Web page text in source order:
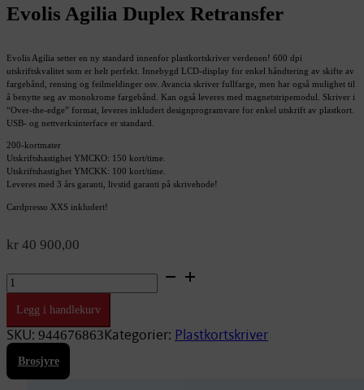
Evolis Agilia Duplex Retransfer
Evolis Agilia setter en ny standard innenfor plastkortskriver verdenen! 600 dpi
utskriftskvalitet som er helt perfekt. Innebygd LCD-display for enkel håndtering av skifte av
fargebånd, rensing og feilmeldinger osv. Avancia skriver fullfarge, men har også mulighet til
å benytte seg av monokrome fargebånd. Kan også leveres med magnetstripemodul. Skriver i
“Over-the-edge” format, leveres inkludert designprogramvare for enkel utskrift av plastkort.
USB- og nettverksinterface er standard.
200-kortmater
Utskriftshastighet YMCKO: 150 kort/time.
Utskriftshastighet YMCKK: 100 kort/time.
Leveres med 3 års garanti, livstid garanti på skrivehode!
Cardpresso XXS inkludert!
kr 40 900,00
Evolis
Agilia
Duplex
Retransfer
antall
Legg i handlekurv
SKU: 944676863Kategorier: Plastkortskriver
Brosjyre